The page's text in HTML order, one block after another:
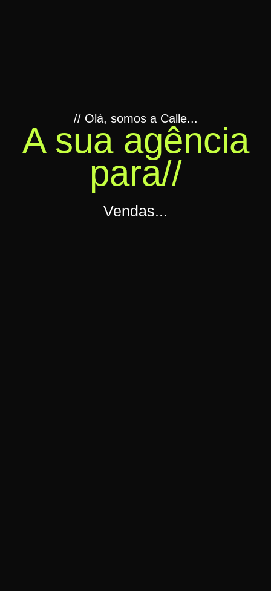
// Olá, somos a Calle...
A sua agência
para//
Vendas...